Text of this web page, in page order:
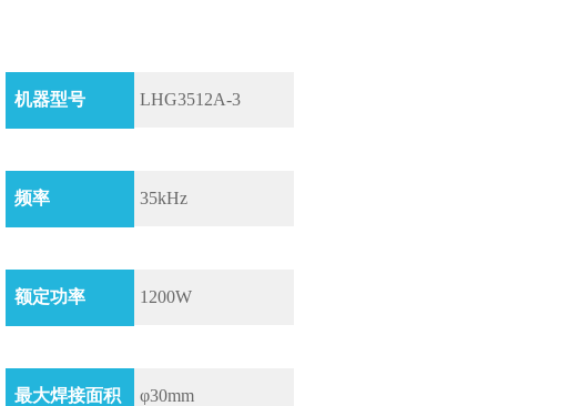
机器型号 LHG3512A-3
频率 35kHz
额定功率 1200W
最大焊接面积 φ30mm